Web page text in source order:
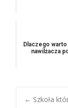
Dlaczego
nawilżacza
← Szkoła